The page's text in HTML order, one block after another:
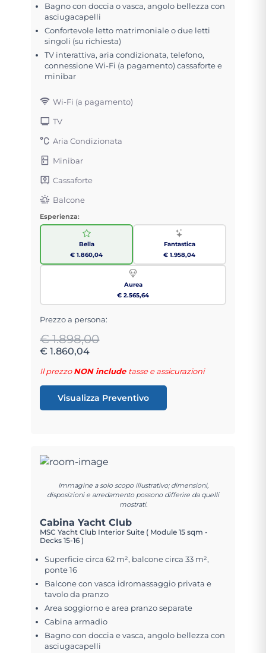
Bagno con doccia o vasca, angolo bellezza con
asciugacapelli
Confortevole letto matrimoniale o due letti
singoli (su richiesta)
TV interattiva, aria condizionata, telefono,
connessione Wi-Fi (a pagamento) cassaforte e
minibar
Wi-Fi (a pagamento)
TV
Aria Condizionata
Minibar
Cassaforte
Balcone
Esperienza:
Bella
€ 1.860,04
Fantastica
€ 1.958,04
Aurea
€ 2.565,64
Prezzo a persona:
€ 1.898,00
€ 1.860,04
Il prezzoNON include tasse e assicurazioni
Visualizza Preventivo
Immagine a solo scopo illustrativo; dimensioni,
disposizioni e arredamento possono differire da quelli
mostrati.
Cabina Yacht Club
MSC Yacht Club Interior Suite ( Module 15 sqm -
Decks 15-16 )
Superficie circa 62 m², balcone circa 33 m²,
ponte 16
Balcone con vasca idromassaggio privata e
tavolo da pranzo
Area soggiorno e area pranzo separate
Cabina armadio
Bagno con doccia e vasca, angolo bellezza con
asciugacapelli